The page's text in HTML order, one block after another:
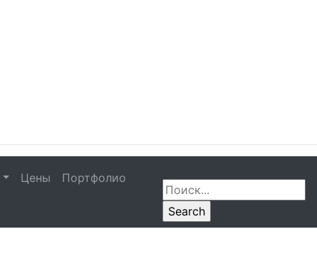
Цены
Портфолио